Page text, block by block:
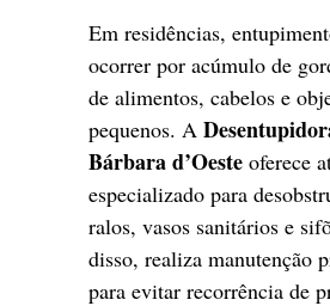
Em residências,
ocorrer por acúmulo de
de alimentos, cabelos e
pequenos. A
Bárbara d’Oeste oferece
especializado para
ralos, vasos sanitários e
disso, realiza manutenção
para evitar recorrência de